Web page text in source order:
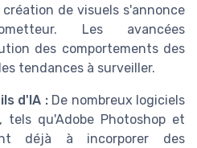
de visuels s'annonce
Les avancées
des comportements des
tendances à surveiller.
d'IA :De nombreux logiciels
tels qu'Adobe Photoshop et
déjà à incorporer des